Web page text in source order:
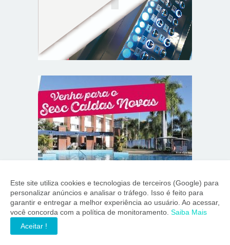
Este site utiliza cookies e tecnologias de terceiros (Google) para
personalizar anúncios e analisar o tráfego. Isso é feito para
garantir e entregar a melhor experiência ao usuário. Ao acessar,
você concorda com a política de monitoramento. Saiba Mais
Aceitar !